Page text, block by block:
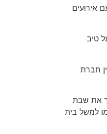
אירועים
טיב
חברת
את שבת
למשל בית